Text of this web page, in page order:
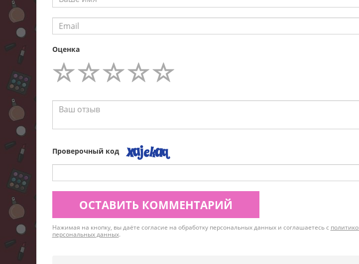
Оценка
Проверочный код
ОСТАВИТЬ КОММЕНТАРИЙ
Нажимая на кнопку, вы даёте согласие на обработку персональных данных и соглашаетесь с
персональных данных.